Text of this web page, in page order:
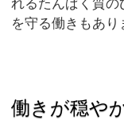
れるたんぱく質
を守る働きもあり
働きが穏や